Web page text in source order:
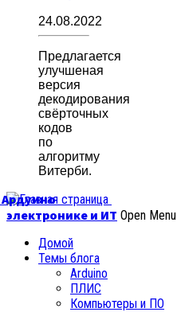
24.08.2022
Предлагается
улучшеная
версия
декодирования
свёрточных
кодов
по
алгоритму
Витерби.
Ардуино
электронике и ИТ Open Menu
Домой
Темы блога
Arduino
ПЛИС
Компьютеры и ПО